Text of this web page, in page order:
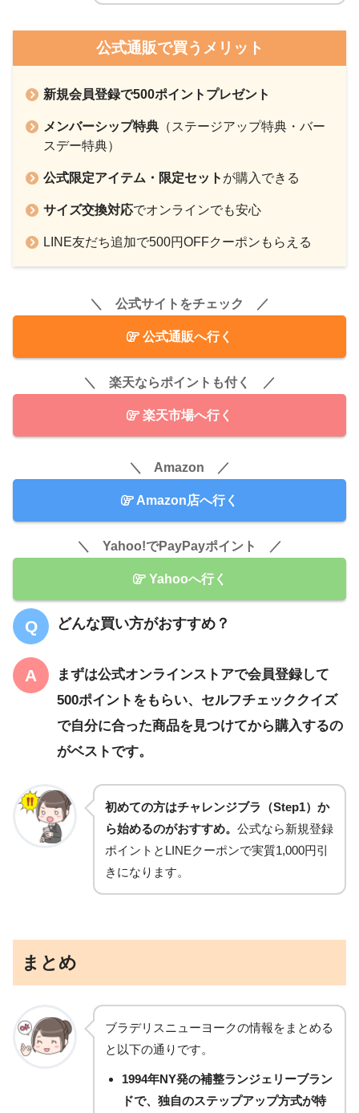
公式通販で買うメリット
新規会員登録で500ポイントプレゼント
メンバーシップ特典 （ステージアップ特典・バー
スデー特典）
公式限定アイテム・限定セット が購入できる
サイズ交換対応でオンラインでも安心
LINE友だち追加で500円OFFクーポンもらえる
＼ 公式サイトをチェック ／
公式通販へ行く
＼ 楽天ならポイントも付く ／
楽天市場へ行く
＼ Amazon ／
Amazon店へ行く
＼ Yahoo!でPayPayポイント ／
Yahooへ行く
どんな買い方がおすすめ？
まずは公式オンラインストアで会員登録して
500ポイントをもらい、セルフチェッククイズ
で自分に合った商品を見つけてから購入するの
がベストです。
初めての方はチャレンジブラ（Step1）か
ら始めるのがおすすめ。 公式なら新規登録
ポイントとLINEクーポンで実質1,000円引
きになります。
まとめ
ブラデリスニューヨークの情報をまとめる
と以下の通りです。
1994年NY発の補整ランジェリーブラン
ドで、独自のステップアップ方式が特